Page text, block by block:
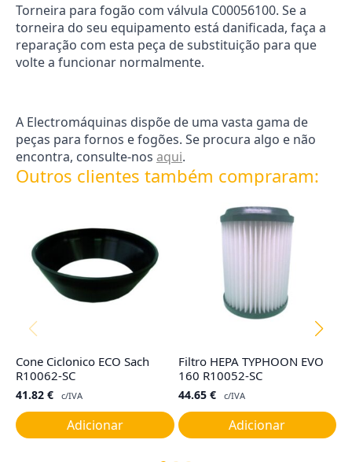
Torneira para fogão com válvula C00056100. Se a
torneira do seu equipamento está danificada, faça a
reparação com esta peça de substituição para que
volte a funcionar normalmente.
A Electromáquinas dispõe de uma vasta gama de
peças para fornos e fogões. Se procura algo e não
encontra, consulte-nos aqui.
Outros clientes também compraram:
Cone Ciclonico ECO Sach
R10062-SC
41.82 € c/IVA
Adicionar
Filtro HEPA TYPHOON EVO
160 R10052-SC
44.65 € c/IVA
Adicionar